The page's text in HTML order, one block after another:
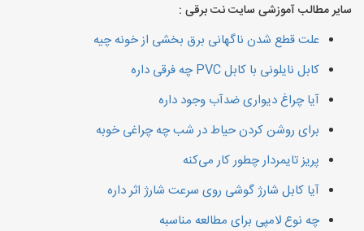
سایر مطالب آموزشی سایت نت برقی :
علت قطع شدن ناگهانی برق بخشی از خونه چیه
کابل نایلونی با کابل PVC چه فرقی داره
آیا چراغ دیواری ضدآب وجود داره
برای روشن کردن حیاط در شب چه چراغی خوبه
پریز تایمردار چطور کار می‌کنه
آیا کابل شارژ گوشی روی سرعت شارژ اثر داره
چه نوع لامپی برای مطالعه مناسبه